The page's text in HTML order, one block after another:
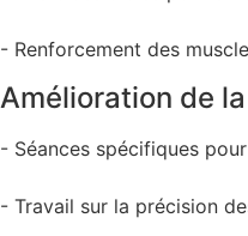
- Renforcement des
Amélioration de
- Séances spécifiques
- Travail sur la précision